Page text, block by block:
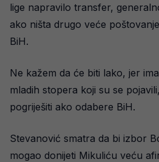
lige napravilo transfer,
ako ništa drugo veće
BiH.
Ne kažem da će biti lako, jer
mladih stopera koji su se
pogriješiti ako odabere BiH.
Stevanović smatra da bi izbor
mogao donijeti Mikuliću veću